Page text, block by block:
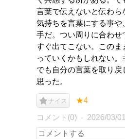
言葉で伝えないと伝わ
気持ちを言葉にする事
手だ。つい周りに合わ
すぐ出てこない。この
っていくかもしれない
でも自分の言葉を取り戻
思った。
ナイス ★4
コメント(0) 2026/03/01